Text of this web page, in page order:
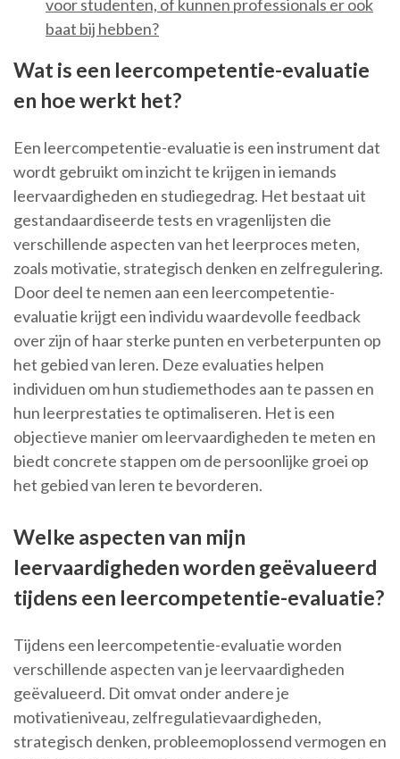
voor studenten, of kunnen professionals er ook
baat bij hebben?
Wat is een leercompetentie-evaluatie
en hoe werkt het?
Een leercompetentie-evaluatie is een instrument dat
wordt gebruikt om inzicht te krijgen in iemands
leervaardigheden en studiegedrag. Het bestaat uit
gestandaardiseerde tests en vragenlijsten die
verschillende aspecten van het leerproces meten,
zoals motivatie, strategisch denken en zelfregulering.
Door deel te nemen aan een leercompetentie-
evaluatie krijgt een individu waardevolle feedback
over zijn of haar sterke punten en verbeterpunten op
het gebied van leren. Deze evaluaties helpen
individuen om hun studiemethodes aan te passen en
hun leerprestaties te optimaliseren. Het is een
objectieve manier om leervaardigheden te meten en
biedt concrete stappen om de persoonlijke groei op
het gebied van leren te bevorderen.
Welke aspecten van mijn
leervaardigheden worden geëvalueerd
tijdens een leercompetentie-evaluatie?
Tijdens een leercompetentie-evaluatie worden
verschillende aspecten van je leervaardigheden
geëvalueerd. Dit omvat onder andere je
motivatieniveau, zelfregulatievaardigheden,
strategisch denken, probleemoplossend vermogen en